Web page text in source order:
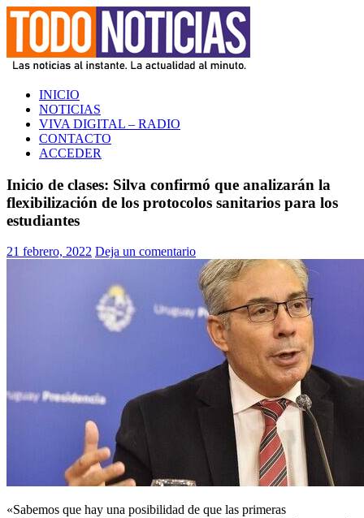
Saltar
contenido
TODO NOTICIAS
La noticia al instante. La actualidad al minuto
INICIO
NOTICIAS
VIVA DIGITAL – RADIO
CONTACTO
ACCEDER
Inicio de clases: Silva confirmó que analizarán la
flexibilización de los protocolos sanitarios para los
estudiantes
21 febrero, 2022 Deja un comentario
«Sabemos que hay una posibilidad de que las primeras